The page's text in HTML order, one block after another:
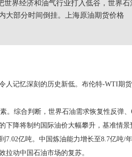
经济和油气行业打入低谷，世界石
大部分时间倒挂。上海原油期货价格
记忆深刻的历史新低。布伦特-WTI期
综合判断，世界石油需求恢复性反弹
降将制约国际油价大幅攀升，基准情景
亿吨。中国炼油能力增长至8.7亿吨/
拉动中国石油市场的复苏。